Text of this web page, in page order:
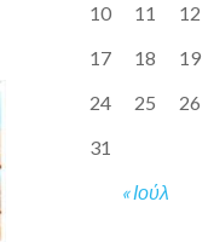
« Ιούλ
10
11 12
17
18 19
24
25 26
31